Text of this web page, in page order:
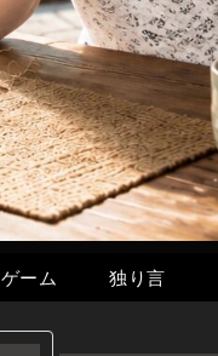
ゲーム 独り言